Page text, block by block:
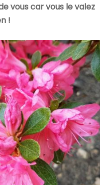
vous car vous le valez
!